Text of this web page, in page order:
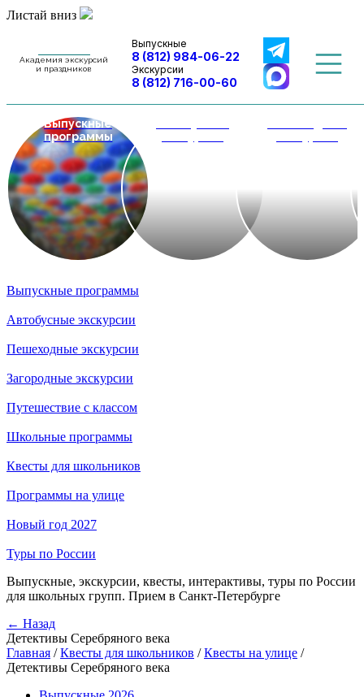
Листай вниз
Академия экскурсий
и праздников
Выпускные
8 (812) 984-06-22
Экскурсии
8 (812) 716-00-60
Выпускные
программы
Выпускные программы
Автобусные экскурсии
Пешеходные экскурсии
Загородные экскурсии
Путешествие с классом
Школьные программы
Квесты для школьников
Программы на улице
Новый год 2027
Туры по России
Выпускные, экскурсии, квесты, интерактивы, туры по России
для школьных групп. Прием в Санкт-Петербурге
← Назад
Детективы Серебряного века
Главная / Квесты для школьников / Квесты на улице /
Детективы Серебряного века